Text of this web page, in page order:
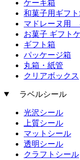
ケーキ箱
和菓子用ギフト
マドレーヌ用
お菓子 ギフト
ギフト箱
パッケージ箱
丸箱・紙管
クリアボックス
ラベルシール
光沢シール
上質シール
マットシール
透明シール
クラフトシール